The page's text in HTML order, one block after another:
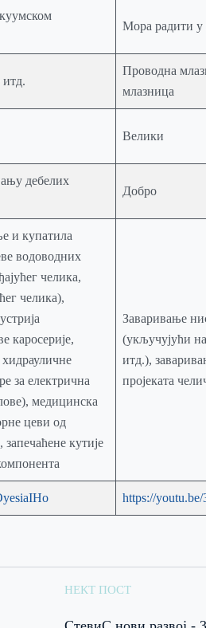
Мора радити у
Проводна
млазница
Велики
дебелих
Добро
и купатила
водоводних
челика,
челика),
каросерије,
за електрична
медицинска
цеви од
запечаћене кутије
Заваривање
(укључујући
итд.),
пројеката
https://
НЕКТ ПОСТ